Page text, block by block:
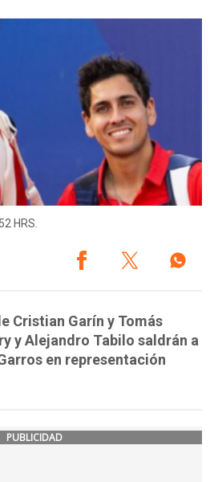
HRS.
Cristian Garín y Tomás
y Alejandro Tabilo saldrán a
en representación
PUBLICIDAD